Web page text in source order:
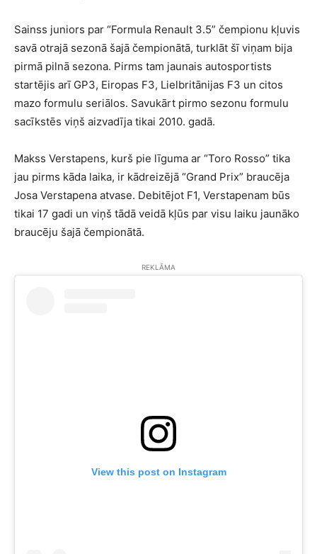
Sainss juniors par “Formula Renault 3.5” čempionu kļuvis
savā otrajā sezonā šajā čempionātā, turklāt šī viņam bija
pirmā pilnā sezona. Pirms tam jaunais autosportists
startējis arī GP3, Eiropas F3, Lielbritānijas F3 un citos
mazo formulu seriālos. Savukārt pirmo sezonu formulu
sacīkstēs viņš aizvadīja tikai 2010. gadā.
Makss Verstapens, kurš pie līguma ar “Toro Rosso” tika
jau pirms kāda laika, ir kādreizējā “Grand Prix” braucēja
Josa Verstapena atvase. Debitējot F1, Verstapenam būs
tikai 17 gadi un viņš tādā veidā kļūs par visu laiku jaunāko
braucēju šajā čempionātā.
REKLĀMA
View this post on Instagram